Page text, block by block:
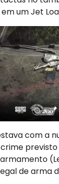
um Jet
com a
previsto
de arma